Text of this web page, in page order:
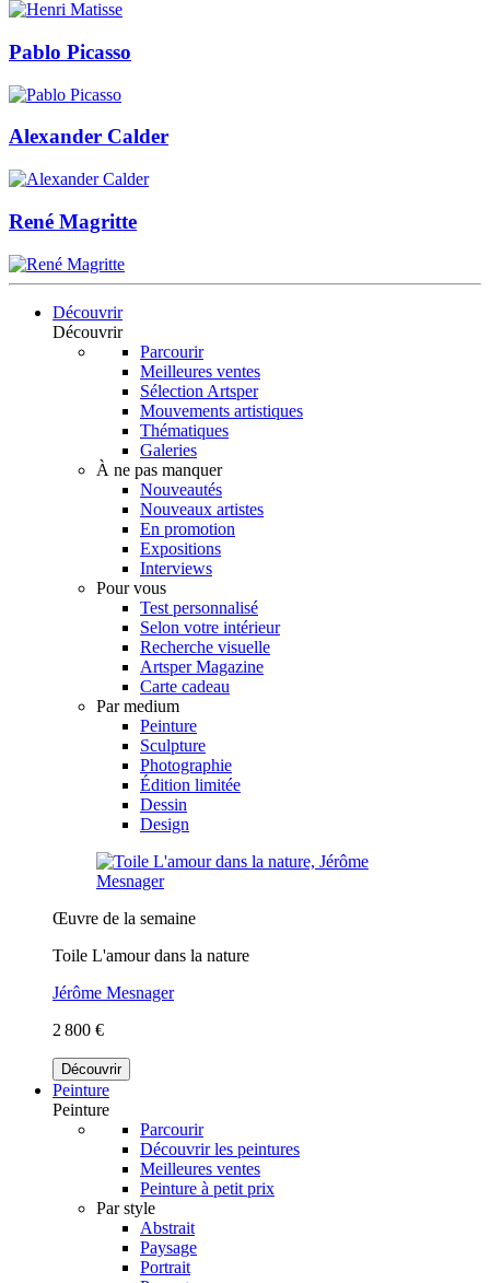
Pablo Picasso
Alexander Calder
René Magritte
Découvrir
Découvrir
Parcourir
Meilleures ventes
Sélection Artsper
Mouvements artistiques
Thématiques
Galeries
À ne pas manquer
Nouveautés
Nouveaux artistes
En promotion
Expositions
Interviews
Pour vous
Test personnalisé
Selon votre intérieur
Recherche visuelle
Artsper Magazine
Carte cadeau
Par medium
Peinture
Sculpture
Photographie
Édition limitée
Dessin
Design
Œuvre de la semaine
Toile L'amour dans la nature
Jérôme Mesnager
2 800 €
Découvrir
Peinture
Peinture
Parcourir
Découvrir les peintures
Meilleures ventes
Peinture à petit prix
Par style
Abstrait
Paysage
Portrait